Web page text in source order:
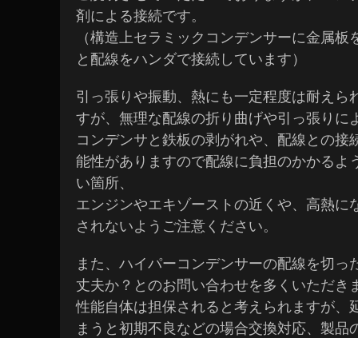
剤による接続です。
（構造上セラミックコンデンサーに金属
と配線をハンダで接続しています）
引っ張りや振動、熱にも一定程度は耐えら
すが、無理な配線の折り曲げや引っ張りに
コンデンサと鉄板の剥がれや、配線との接
能性がありますので配線に負担のかかるよ
い箇所、
エンジンやエキゾーストの近くや、高熱に
されないようご注意ください。
また、ハイパーコンデンサーの配線を切っ
丈夫か？とのお問い合わせを多くいただき
性能自体は担保されると考えられますが、
まうと初期不良などの場合交換対応、製品